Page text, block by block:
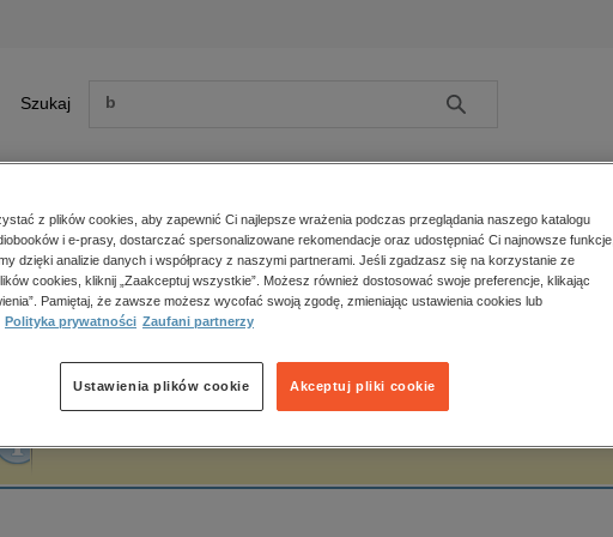
Szukaj Szukaj
Zobacz wszystkie E-prasa
polityka, społeczno-informacyjne
psychologiczne
popularno-naukowe
historia
główna Wiesiek Orłowski
Orłowski
z plików cookies, aby zapewnić Ci najlepsze wrażenia podczas przeglądania naszego katalogu
i e-prasy, dostarczać spersonalizowane rekomendacje oraz udostępniać Ci najnowsze funkcje,
dzięki analizie danych i współpracy z naszymi partnerami. Jeśli zgadzasz się na korzystanie ze
cookies, kliknij „Zaakceptuj wszystkie”. Możesz również dostosować swoje preferencje, klikając
Pamiętaj, że zawsze możesz wycofać swoją zgodę, zmieniając ustawienia cookies lub
Polityka prywatności Zaufani partnerzy
Akceptuj pliki cookie
Ustawienia plików cookie